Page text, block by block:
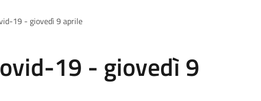
19 - giovedì 9 aprile
19 - giovedì 9